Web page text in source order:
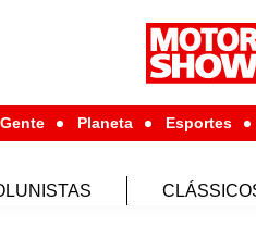
Gente Planeta Esportes